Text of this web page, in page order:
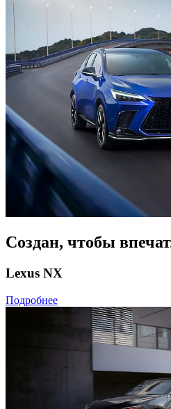
Создан, чтобы
Lexus NX
Подробнее